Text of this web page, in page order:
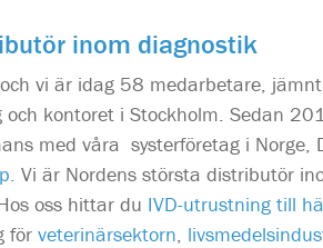
inom diagnostik
vi är idag 58 medarbetare,
kontoret i Stockholm. Sedan
med våra systerföretag i Norge,
Vi är Nordens största distributör
oss hittar du IVD-utrustning till
för veterinärsektorn,